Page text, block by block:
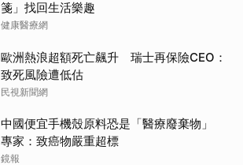
箋」找回生活樂趣
健康醫療網
歐洲熱浪超額死亡飆升 瑞士再保險CEO：
致死風險遭低估
民視新聞網
中國便宜手機殼原料恐是「醫療廢棄物」
專家：致癌物嚴重超標
鏡報